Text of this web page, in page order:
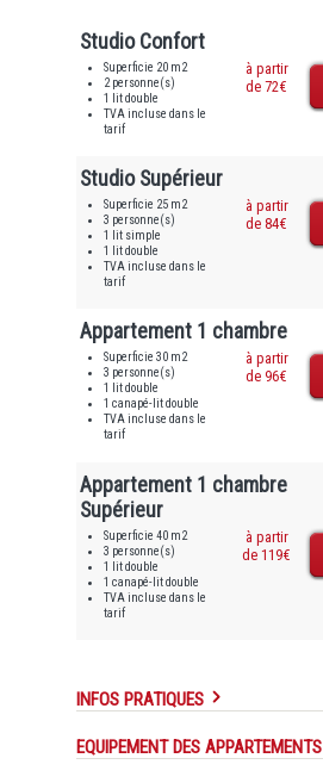
Studio Confort
Superficie 20 m2
2 personne(s)
1 lit double
TVA incluse dans le
tarif
à partir
de 72€
Studio Supérieur
Superficie 25 m2
3 personne(s)
1 lit simple
1 lit double
TVA incluse dans le
tarif
à partir
de 84€
Appartement 1 chambre
Superficie 30 m2
3 personne(s)
1 lit double
1 canapé-lit double
TVA incluse dans le
tarif
à partir
de 96€
Appartement 1 chambre
Supérieur
Superficie 40 m2
3 personne(s)
1 lit double
1 canapé-lit double
TVA incluse dans le
tarif
à partir
de 119€
INFOS PRATIQUES
EQUIPEMENT DES APPARTEMENTS